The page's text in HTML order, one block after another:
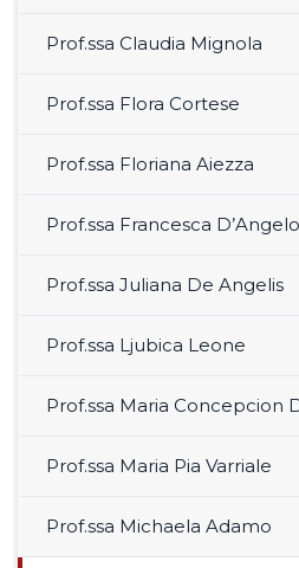
Prof.ssa Claudia Mignola
Prof.ssa Flora Cortese
Prof.ssa Floriana Aiezza
Prof.ssa Francesca D’Angelo
Prof.ssa Juliana De Angelis
Prof.ssa Ljubica Leone
Prof.ssa Maria Concepcion
Prof.ssa Maria Pia Varriale
Prof.ssa Michaela Adamo